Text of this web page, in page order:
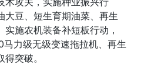
大豆、短生育期油菜、再生
施农机装备补短板行动，
力级无级变速拖拉机、再生
突破。